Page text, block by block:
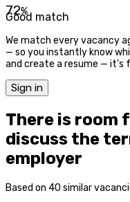
72%
Good match
We match every vacancy
— so you instantly know
and create a resume — it's
Sign in
There is room
discuss the
employer
Based on 40 similar